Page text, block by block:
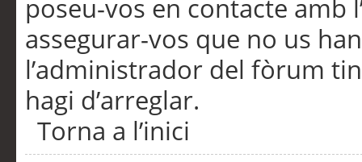
poseu-vos en contacte
assegurar-vos que no us
l’administrador del fòrum
hagi d’arreglar.
Torna a l’inici